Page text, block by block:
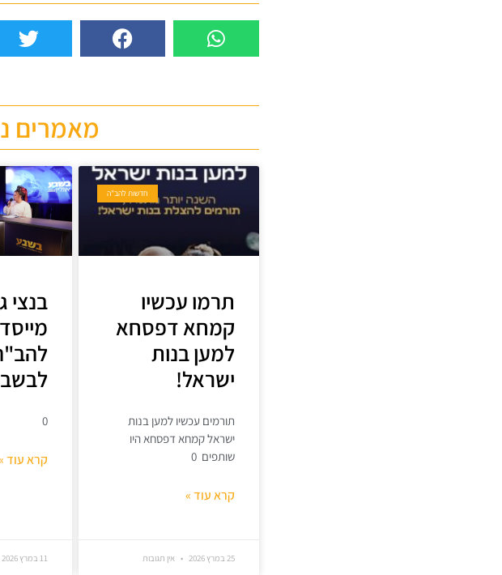
מאמרים
חדשות להב"ה
תרמו עכשיו
קמחא דפסחא
למען בנות
ישראל!
תורמים עכשיו למען בנות
ישראל קמחא דפסחא היו
שותפים 0
קרא עוד »
25 במרץ 2026 אין תגובות
בנצי
0
קרא עוד
11 במרץ 2026